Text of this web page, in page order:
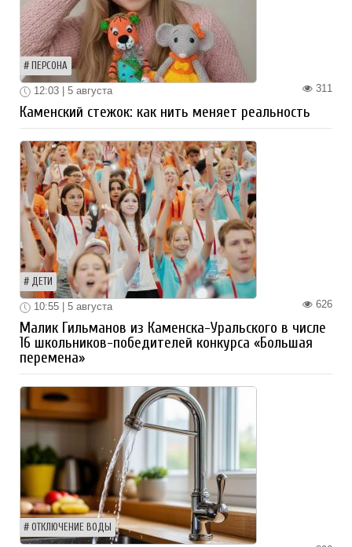
ПЕРСОНА
311
12:03 | 5 августа
Каменский стежок: как нить меняет реальность
ДЕТИ
626
10:55 | 5 августа
Малик Гильманов из Каменска-Уральского в числе
16 школьников-победителей конкурса «Большая
перемена»
ОТКЛЮЧЕНИЕ ВОДЫ